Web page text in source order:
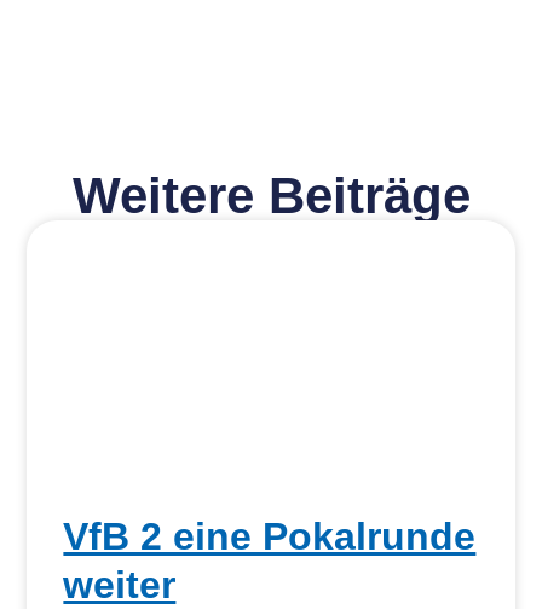
Weitere Beiträge
VfB 2 eine Pokalrunde
weiter